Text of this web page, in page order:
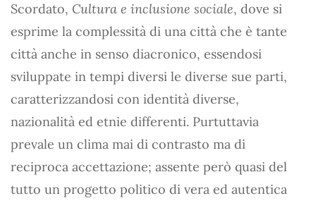
Scordato, Cultura e inclusione sociale, dove si
esprime la complessità di una città che è tante
città anche in senso diacronico, essendosi
sviluppate in tempi diversi le diverse sue parti,
caratterizzandosi con identità diverse,
nazionalità ed etnie differenti. Purtuttavia
prevale un clima mai di contrasto ma di
reciproca accettazione; assente però quasi del
tutto un progetto politico di vera ed autentica